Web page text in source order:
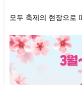
모두 축제의 현장으로